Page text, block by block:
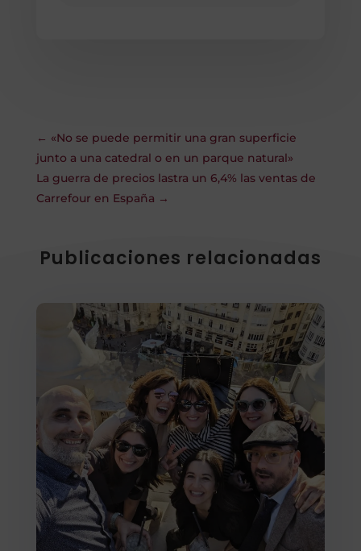
← «No se puede permitir una gran superficie
junto a una catedral o en un parque natural»
La guerra de precios lastra un 6,4% las ventas de
Carrefour en España →
Publicaciones relacionadas